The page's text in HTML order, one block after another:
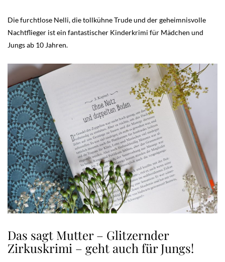
Die furchtlose Nelli, die tollkühne Trude und der geheimnisvolle
Nachtflieger ist ein fantastischer Kinderkrimi für Mädchen und
Jungs ab 10 Jahren.
Das sagt Mutter – Glitzernder
Zirkuskrimi – geht auch für Jungs!